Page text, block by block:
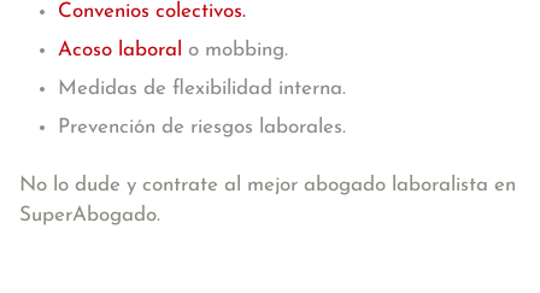
Convenios colectivos.
Acoso laboral o mobbing.
Medidas de flexibilidad interna.
Prevención de riesgos laborales.
No lo dude y contrate al mejor abogado laboralista en
SuperAbogado.